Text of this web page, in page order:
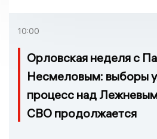
10:00
Орловская неделя с
Несмеловым: выборы
процесс над
СВО продолжается